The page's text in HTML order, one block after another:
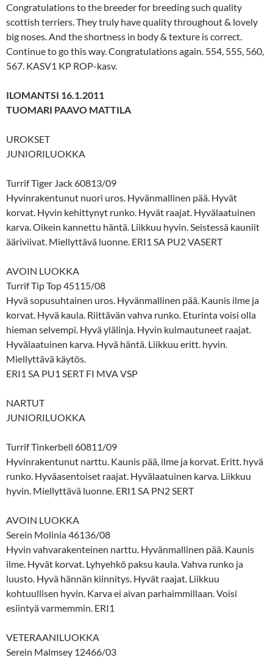
Congratulations to the breeder for breeding such quality
scottish terriers. They truly have quality throughout & lovely
big noses. And the shortness in body & texture is correct.
Continue to go this way. Congratulations again. 554, 555, 560,
567. KASV1 KP ROP-kasv.
ILOMANTSI 16.1.2011
TUOMARI PAAVO MATTILA
UROKSET
JUNIORILUOKKA
Turrif Tiger Jack 60813/09
Hyvinrakentunut nuori uros. Hyvänmallinen pää. Hyvät
korvat. Hyvin kehittynyt runko. Hyvät raajat. Hyvälaatuinen
karva. Oikein kannettu häntä. Liikkuu hyvin. Seistessä kauniit
ääriviivat. Miellyttävä luonne. ERI1 SA PU2 VASERT
AVOIN LUOKKA
Turrif Tip Top 45115/08
Hyvä sopusuhtainen uros. Hyvänmallinen pää. Kaunis ilme ja
korvat. Hyvä kaula. Riittävän vahva runko. Eturinta voisi olla
hieman selvempi. Hyvä ylälinja. Hyvin kulmautuneet raajat.
Hyvälaatuinen karva. Hyvä häntä. Liikkuu eritt. hyvin.
Miellyttävä käytös.
ERI1 SA PU1 SERT FI MVA VSP
NARTUT
JUNIORILUOKKA
Turrif Tinkerbell 60811/09
Hyvinrakentunut narttu. Kaunis pää, ilme ja korvat. Eritt. hyvä
runko. Hyväasentoiset raajat. Hyvälaatuinen karva. Liikkuu
hyvin. Miellyttävä luonne. ERI1 SA PN2 SERT
AVOIN LUOKKA
Serein Molinia 46136/08
Hyvin vahvarakenteinen narttu. Hyvänmallinen pää. Kaunis
ilme. Hyvät korvat. Lyhyehkö paksu kaula. Vahva runko ja
luusto. Hyvä hännän kiinnitys. Hyvät raajat. Liikkuu
kohtuullisen hyvin. Karva ei aivan parhaimmillaan. Voisi
esiintyä varmemmin. ERI1
VETERAANILUOKKA
Serein Malmsey 12466/03